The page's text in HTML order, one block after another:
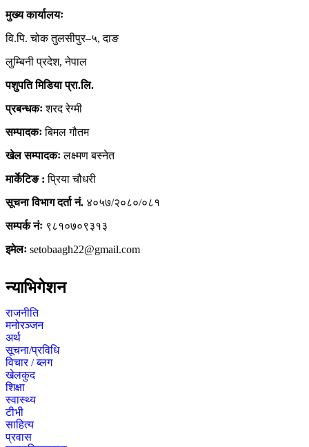
मुख्य कार्यालयः
वि.पि. चोक तुलसीपुर–५, दाङ
लुम्बिनी प्रदेश, नेपाल
पशुपति मिडिया प्रा.लि.
प्रबन्धकःशरद रेग्मी
सम्पादकःबिमल गौतम
खेल सम्पादकःलक्ष्मण बस्नेत
मार्केटिङ :प्रिया चौधरी
सूचना विभाग दर्ता नं. ४०५७/२०८०/०८१
सम्पर्क नंः ९८१०७०९३१३
इमेलः setobaagh22@gmail.com
न्याभिगेशन
राजनीति
मनोरञ्जन
अर्थ
सूचना/प्रविधि
विचार / ब्लग
खेलकुद
शिक्षा
स्वास्थ्य
टीभी
साहित्य
प्रवास